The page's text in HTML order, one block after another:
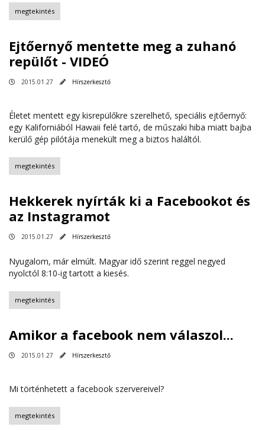
megtekintés
Ejtőernyő mentette meg a zuhanó
repülőt - VIDEÓ
2015.01.27 Hírszerkesztő
Életet mentett egy kisrepülőkre szerelhető, speciális ejtőernyő:
egy Kaliforniából Hawaii felé tartó, de műszaki hiba miatt bajba
kerülő gép pilótája menekült meg a biztos haláltól.
megtekintés
Hekkerek nyírták ki a Facebookot és
az Instagramot
2015.01.27 Hírszerkesztő
Nyugalom, már elmúlt. Magyar idő szerint reggel negyed
nyolctól 8:10-ig tartott a kiesés.
megtekintés
Amikor a facebook nem válaszol...
2015.01.27 Hírszerkesztő
Mi történhetett a facebook szervereivel?
megtekintés